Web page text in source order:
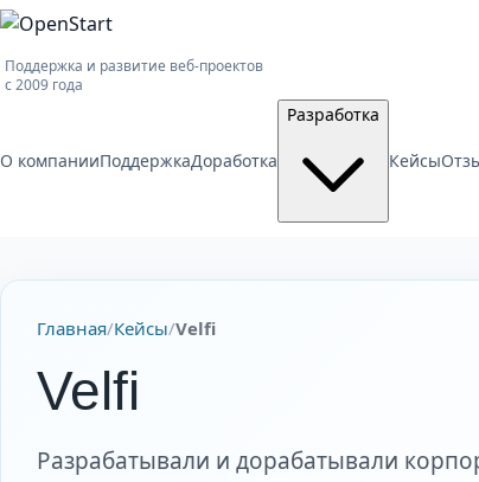
Поддержка и развитие веб-проектов
с 2009 года
О компанииПоддержкаДоработка
Разработка
Кейсы
Главная/Кейсы/Velfi
Velfi
Разрабатывали и дорабатывали